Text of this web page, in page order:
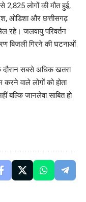
2,825 लोगों की मौत हुई,
ओडिशा और छत्तीसगढ़
रहे। जलवायु परिवर्तन
बिजली गिरने की घटनाओं
दौरान सबसे अधिक खतरा
वाले लोगों को होता
बल्कि जानलेवा साबित हो